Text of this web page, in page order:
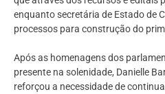
enquanto secretária de Estado de
processos para construção do
Após as homenagens dos
presente na solenidade, Danielle
reforçou a necessidade de